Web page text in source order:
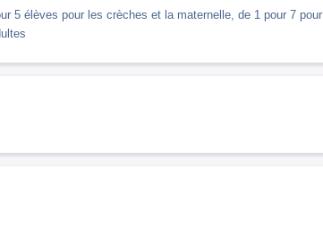
5 élèves pour les crèches et la maternelle, de 1 pour 7 pour